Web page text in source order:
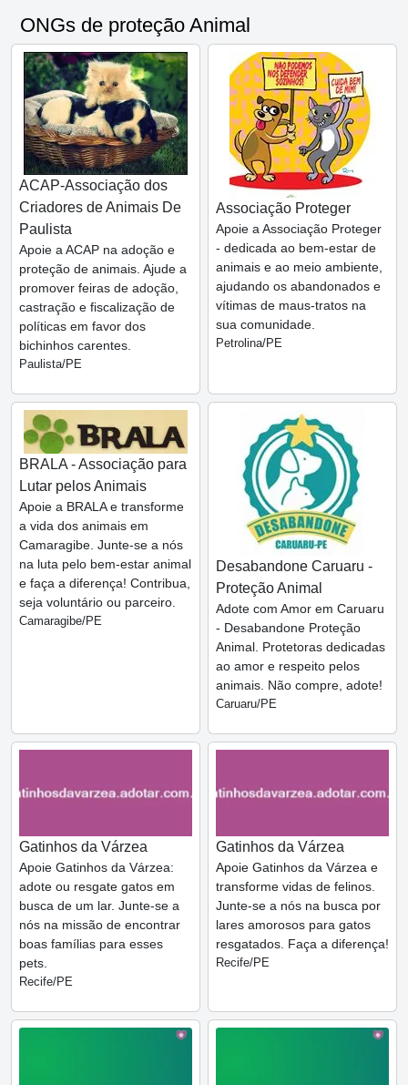
ONGs de proteção Animal
ACAP-Associação dos
Criadores de Animais De
Paulista
Apoie a ACAP na adoção e
proteção de animais. Ajude a
promover feiras de adoção,
castração e fiscalização de
políticas em favor dos
bichinhos carentes.
Paulista/PE
Associação Proteger
Apoie a Associação Proteger
- dedicada ao bem-estar de
animais e ao meio ambiente,
ajudando os abandonados e
vítimas de maus-tratos na
sua comunidade.
Petrolina/PE
BRALA - Associação para
Lutar pelos Animais
Apoie a BRALA e transforme
a vida dos animais em
Camaragibe. Junte-se a nós
na luta pelo bem-estar animal
e faça a diferença! Contribua,
seja voluntário ou parceiro.
Camaragibe/PE
Desabandone Caruaru -
Proteção Animal
Adote com Amor em Caruaru
- Desabandone Proteção
Animal. Protetoras dedicadas
ao amor e respeito pelos
animais. Não compre, adote!
Caruaru/PE
Gatinhos da Várzea
Apoie Gatinhos da Várzea:
adote ou resgate gatos em
busca de um lar. Junte-se a
nós na missão de encontrar
boas famílias para esses
pets.
Recife/PE
Gatinhos da Várzea
Apoie Gatinhos da Várzea e
transforme vidas de felinos.
Junte-se a nós na busca por
lares amorosos para gatos
resgatados. Faça a diferença!
Recife/PE